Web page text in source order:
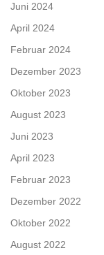
Juni 2024
April 2024
Februar 2024
Dezember 2023
Oktober 2023
August 2023
Juni 2023
April 2023
Februar 2023
Dezember 2022
Oktober 2022
August 2022